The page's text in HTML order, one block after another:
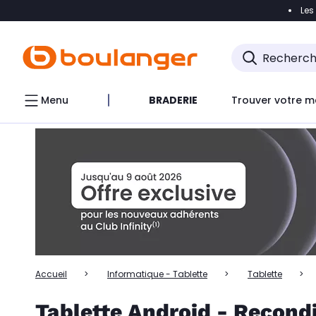
Accéder
Accéder directement au chatbot
Menu BRADERIE Trouver votre
Accueil Informatique - Tablette Tablette